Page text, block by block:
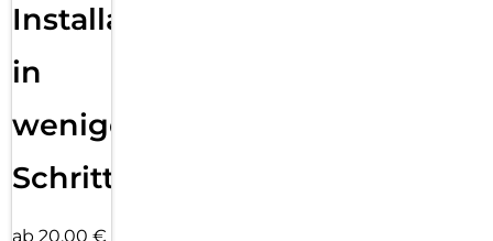
Installation
in
wenigen
Schritten
ab 20,00 €